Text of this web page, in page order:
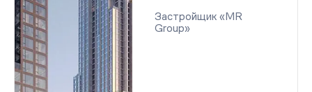
Застройщик «MR
Group»